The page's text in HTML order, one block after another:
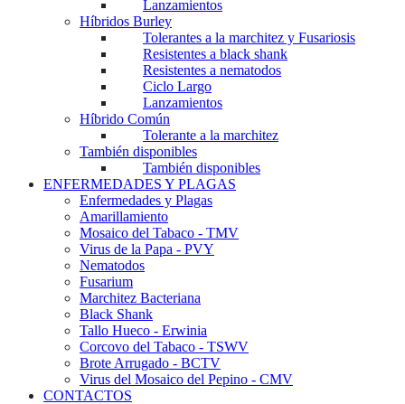
Lanzamientos
Híbridos Burley
Tolerantes a la marchitez y Fusariosis
Resistentes a black shank
Resistentes a nematodos
Ciclo Largo
Lanzamientos
Híbrido Común
Tolerante a la marchitez
También disponibles
También disponibles
ENFERMEDADES Y PLAGAS
Enfermedades y Plagas
Amarillamiento
Mosaico del Tabaco - TMV
Virus de la Papa - PVY
Nematodos
Fusarium
Marchitez Bacteriana
Black Shank
Tallo Hueco - Erwinia
Corcovo del Tabaco - TSWV
Brote Arrugado - BCTV
Virus del Mosaico del Pepino - CMV
CONTACTOS